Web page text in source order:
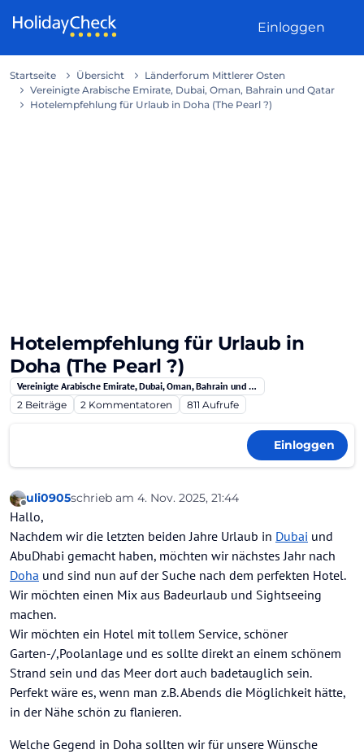
Einloggen
Startseite Übersicht
Länderforum Mittlerer Osten
Vereinigte Arabische Emirate, Dubai, Oman, Bahrain und Qatar
Hotelempfehlung für Urlaub in Doha (The Pearl ?)
Hotelempfehlung für Urlaub in
Doha (The Pearl ?)
Vereinigte Arabische Emirate, Dubai, Oman, Bahrain und Qatar
2 Beiträge 2 Kommentatoren 811 Aufrufe
Einloggen
Offline
uli0905schrieb am 4. Nov. 2025, 21:44
zuletzt editiert von
Hallo,
Nachdem wir die letzten beiden Jahre Urlaub in Dubai und
AbuDhabi gemacht haben, möchten wir nächstes Jahr nach
Doha und sind nun auf der Suche nach dem perfekten Hotel.
Wir möchten einen Mix aus Badeurlaub und Sightseeing
machen.
Wir möchten ein Hotel mit tollem Service, schöner
Garten-/,Poolanlage und es sollte direkt an einem schönem
Strand sein und das Meer dort auch badetauglich sein.
Perfekt wäre es, wenn man z.B. Abends die Möglichkeit hätte,
in der Nähe schön zu flanieren.
Welche Gegend in Doha sollten wir für unsere Wünsche